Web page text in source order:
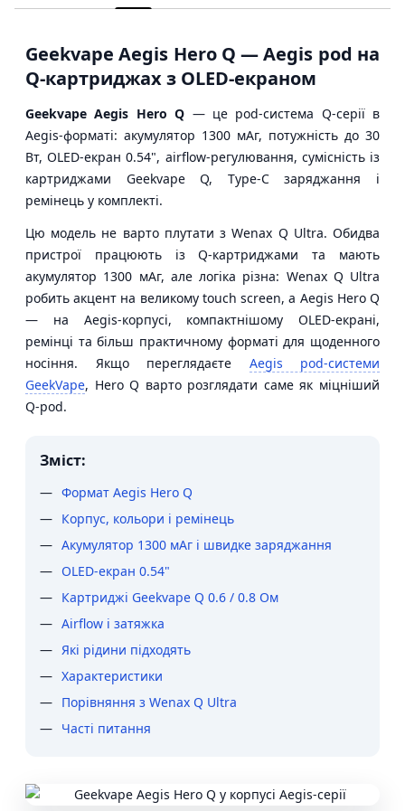
Geekvape Aegis Hero Q — Aegis pod на
Q-картриджах з OLED-екраном
Geekvape Aegis Hero Q — це pod-система Q-серії в
Aegis-форматі: акумулятор 1300 мАг, потужність до 30
Вт, OLED-екран 0.54", airflow-регулювання, сумісність із
картриджами Geekvape Q, Type-C заряджання і
ремінець у комплекті.
Цю модель не варто плутати з Wenax Q Ultra. Обидва
пристрої працюють із Q-картриджами та мають
акумулятор 1300 мАг, але логіка різна: Wenax Q Ultra
робить акцент на великому touch screen, а Aegis Hero Q
— на Aegis-корпусі, компактнішому OLED-екрані,
ремінці та більш практичному форматі для щоденного
носіння. Якщо переглядаєте Aegis pod-системи
GeekVape, Hero Q варто розглядати саме як міцніший
Q-pod.
Зміст:
Формат Aegis Hero Q
Корпус, кольори і ремінець
Акумулятор 1300 мАг і швидке заряджання
OLED-екран 0.54"
Картриджі Geekvape Q 0.6 / 0.8 Ом
Airflow і затяжка
Які рідини підходять
Характеристики
Порівняння з Wenax Q Ultra
Часті питання